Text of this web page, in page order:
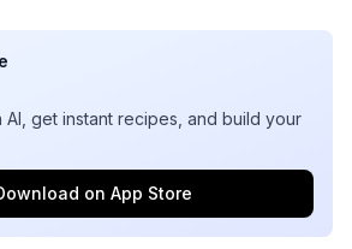
AI, get instant recipes, and build your
on App Store